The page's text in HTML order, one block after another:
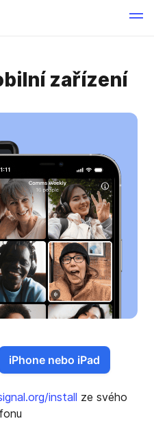
zařízení
iPhone nebo iPad
install ze svého